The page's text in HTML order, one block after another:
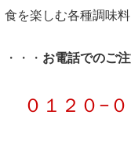
食を楽しむ各種調味
・・・ お電話でのご
０１２０−０